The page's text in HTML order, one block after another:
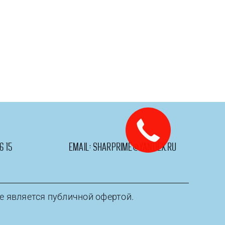
15 email: sharprime@yandex.ru
является публичной офертой.